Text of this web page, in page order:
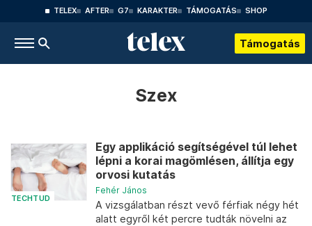
TELEX AFTER G7 KARAKTER TÁMOGATÁS SHOP
Támogatás
Szex
TECHTUD
Egy applikáció segítségével túl lehet
lépni a korai magömlésen, állítja egy
orvosi kutatás
Fehér János
A vizsgálatban részt vevő férfiak négy hét
alatt egyről két percre tudták növelni az